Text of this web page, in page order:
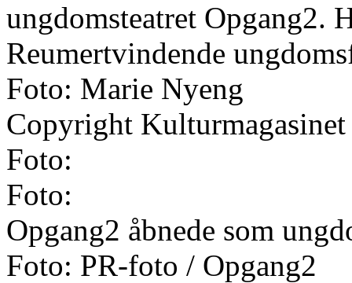
ungdomsteatret Opgang2.
Reumertvindende
Foto: Marie Nyeng
Copyright
Foto:
Foto:
Opgang2 åbnede som
Foto: PR-foto / Opgang2